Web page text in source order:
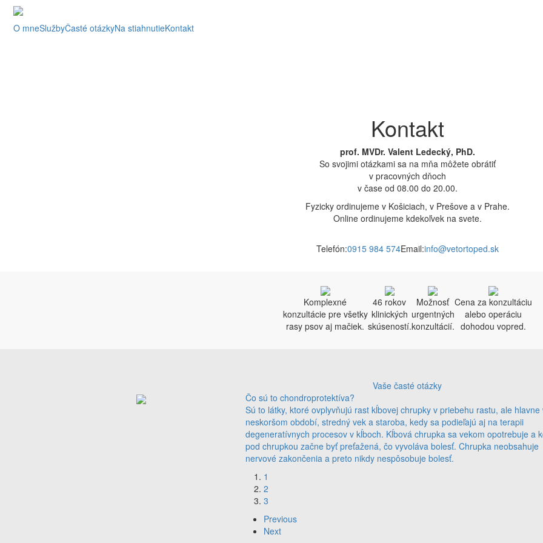
O mneSlužbyČasté otázkyNa stiahnutieKontakt
Kontakt
prof. MVDr. Valent Ledecký, PhD.
So svojimi otázkami sa na mňa môžete obrátiť
v pracovných dňoch
v čase od 08.00 do 20.00.
Fyzicky ordinujeme v Košiciach, v Prešove a v Prahe.
Online ordinujeme kdekoľvek na svete.
Telefón:0915 984 574Email:info@vetortoped.sk
Komplexné
konzultácie pre všetky
rasy psov aj mačiek.
46 rokov
klinických
skúseností.
Možnosť
urgentných
konzultácií.
Cena za konzultáciu
alebo operáciu
dohodou vopred.
Vaše časté otázky
Čo sú to chondroprotektíva?
Sú to látky, ktoré ovplyvňujú rast kĺbovej chrupky v priebehu rastu, ale hlavne
neskoršom období, stredný vek a staroba, kedy sa podieľajú aj na terapii
degeneratívnych procesov v kĺboch. Kĺbová chrupka sa vekom opotrebuje a
pod chrupkou začne byť preťažená, čo vyvoláva bolesť. Chrupka neobsahuje
nervové zakončenia a preto nikdy nespôsobuje bolesť.
1
2
3
Previous
Next